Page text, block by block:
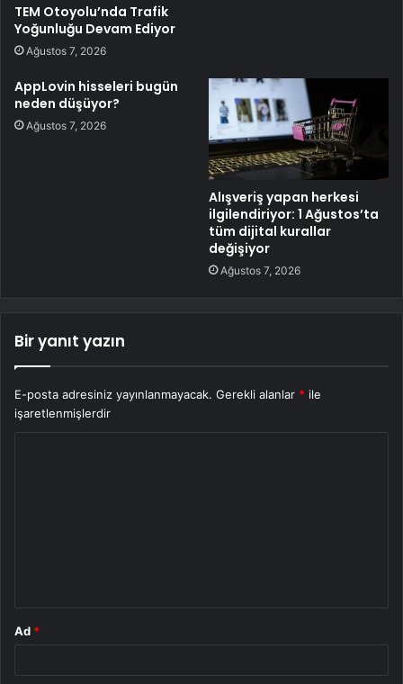
TEM Otoyolu’nda Trafik
Yoğunluğu Devam Ediyor
Ağustos 7, 2026
AppLovin hisseleri bugün
neden düşüyor?
Ağustos 7, 2026
Alışveriş yapan herkesi
ilgilendiriyor: 1 Ağustos’ta
tüm dijital kurallar
değişiyor
Ağustos 7, 2026
Bir yanıt yazın
E-posta adresiniz yayınlanmayacak. Gerekli alanlar * ile
işaretlenmişlerdir
Ad *